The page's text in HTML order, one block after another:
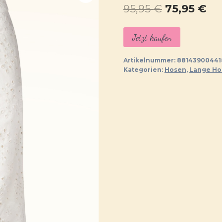
95,95€
Preis
war:
95,95 €
75,95 €
Jetzt kaufen
Artikelnummer:
Kategorien: Hosen, Lange